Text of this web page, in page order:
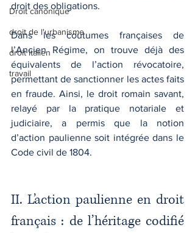
Droit canonique
droit de l'urbanisme
droit italien
travail
droit des obligations.
Dans les coutumes françaises de
l’Ancien Régime, on trouve déjà des
équivalents de l’action révocatoire,
permettant de sanctionner les actes faits
en fraude. Ainsi, le droit romain savant,
relayé par la pratique notariale et
judiciaire, a permis que la notion
d’action paulienne soit intégrée dans le
Code civil de 1804.
II. L’action paulienne en droit
français : de l’héritage codifié